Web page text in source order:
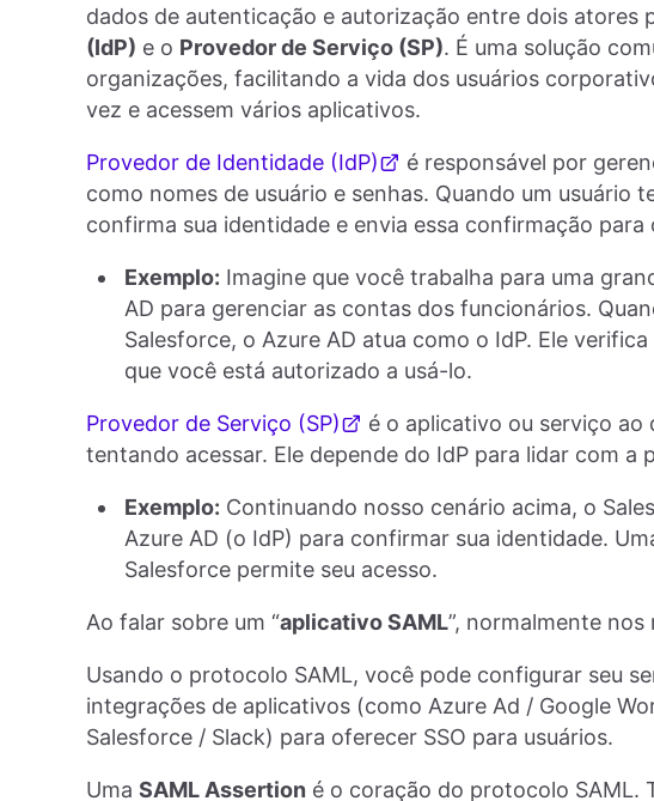
dados de autenticação e autorização entre dois atores
(IdP) e o Provedor de Serviço (SP). É uma solução
organizações, facilitando a vida dos usuários
vez e acessem vários aplicativos.
Provedor de Identidade (IdP)
é responsável por
como nomes de usuário e senhas. Quando um usuário
confirma sua identidade e envia essa confirmação para
Exemplo: Imagine que você trabalha para uma
AD para gerenciar as contas dos funcionários.
Salesforce, o Azure AD atua como o IdP. Ele
que você está autorizado a usá-lo.
Provedor de Serviço (SP)
é o aplicativo ou serviço ao
tentando acessar. Ele depende do IdP para lidar com a
Exemplo: Continuando nosso cenário acima, o
Azure AD (o IdP) para confirmar sua identidade.
Salesforce permite seu acesso.
Ao falar sobre um “aplicativo SAML”, normalmente nos
Usando o protocolo SAML, você pode configurar seu
integrações de aplicativos (como Azure Ad / Google
Salesforce / Slack) para oferecer SSO para usuários.
Uma SAML Assertion é o coração do protocolo SAML.